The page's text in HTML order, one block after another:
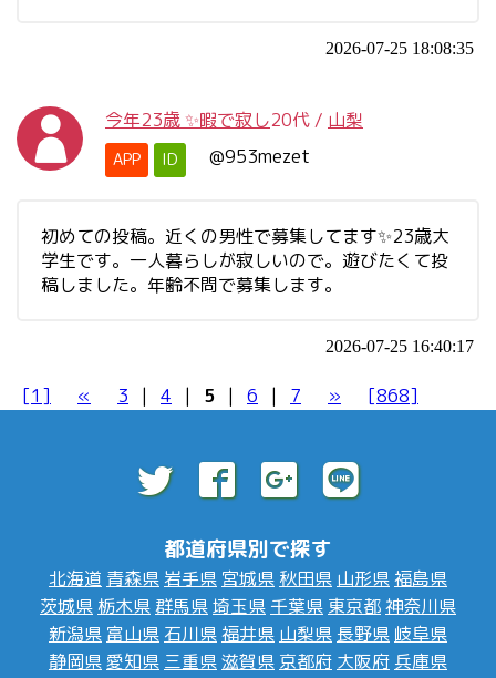
2026-07-25 18:08:35
今年23歳 ✨暇で寂し20代 / 山梨
APP ID @953mezet
初めての投稿。近くの男性で募集してます✨23歳大
学生です。一人暮らしが寂しいので。遊びたくて投
稿しました。年齢不問で募集します。
2026-07-25 16:40:17
[1] « 3 | 4 | 5 | 6 | 7 » [868]
都道府県別で探す
北海道 青森県 岩手県 宮城県 秋田県 山形県福島県
茨城県 栃木県群馬県埼玉県 千葉県 東京都神奈川県
新潟県 富山県 石川県福井県 山梨県 長野県 岐阜県
静岡県愛知県 三重県滋賀県 京都府 大阪府 兵庫県